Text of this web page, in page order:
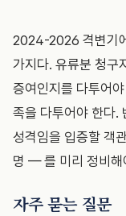
2024-2026 격변기
가지다. 유류분 청구
증여인지를 다투어
족을 다투어야 한다.
성격임을 입증할 객
명 — 를 미리 정비해
자주 묻는 질문